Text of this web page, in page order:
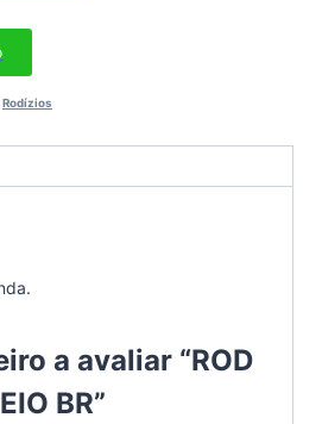
Rodízios
a avaliar “ROD
BR”